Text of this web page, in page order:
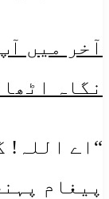
آخر میں
نگاہ
“اے اللہ!
پیغام